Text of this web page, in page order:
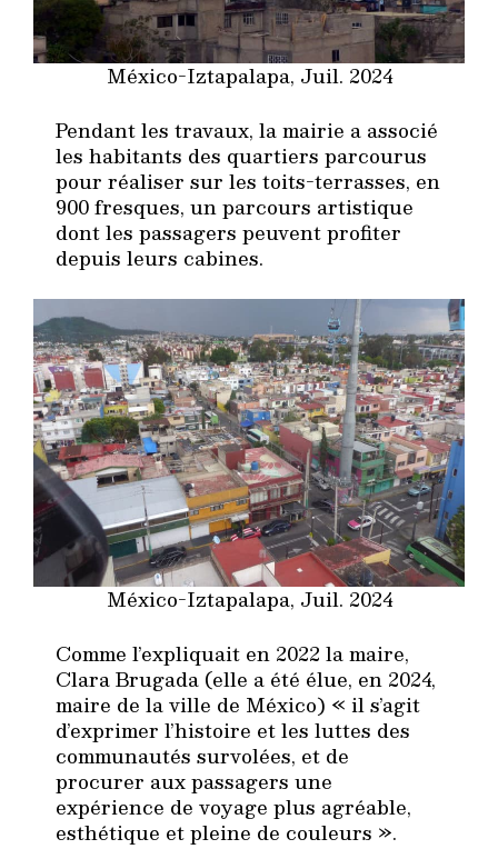
México-Iztapalapa, Juil. 2024
Pendant les travaux, la mairie a associé
les habitants des quartiers parcourus
pour réaliser sur les toits-terrasses, en
900 fresques, un parcours artistique
dont les passagers peuvent profiter
depuis leurs cabines.
México-Iztapalapa, Juil. 2024
Comme l’expliquait en 2022 la maire,
Clara Brugada (elle a été élue, en 2024,
maire de la ville de México) « il s’agit
d’exprimer l’histoire et les luttes des
communautés survolées, et de
procurer aux passagers une
expérience de voyage plus agréable,
esthétique et pleine de couleurs ».